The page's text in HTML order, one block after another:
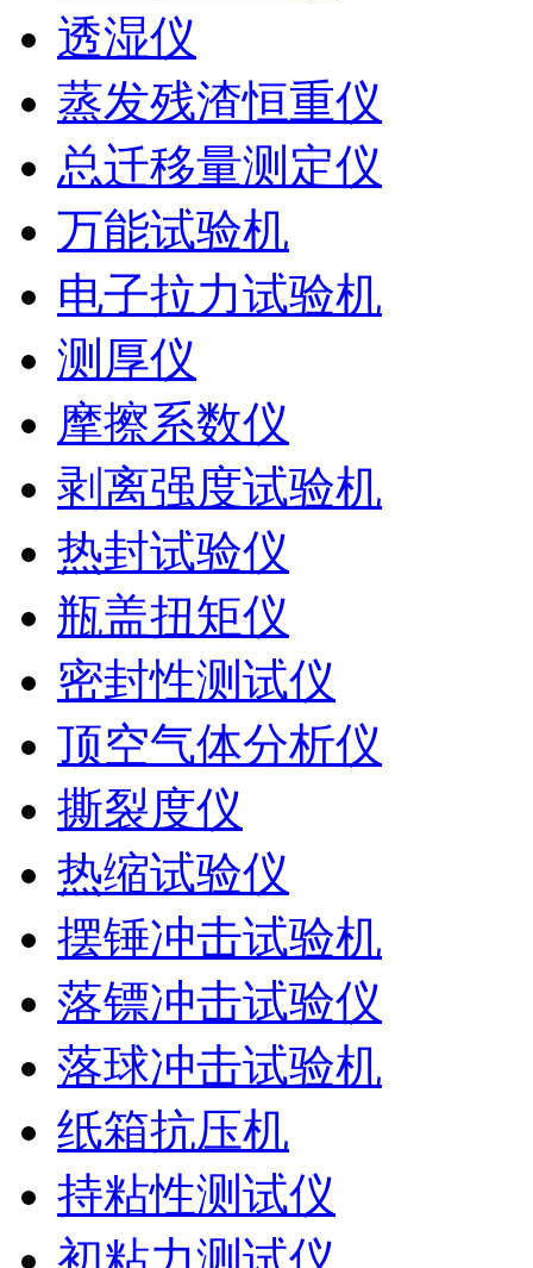
透湿仪
蒸发残渣恒重仪
总迁移量测定仪
万能试验机
电子拉力试验机
测厚仪
摩擦系数仪
剥离强度试验机
热封试验仪
瓶盖扭矩仪
密封性测试仪
顶空气体分析仪
撕裂度仪
热缩试验仪
摆锤冲击试验机
落镖冲击试验仪
落球冲击试验机
纸箱抗压机
持粘性测试仪